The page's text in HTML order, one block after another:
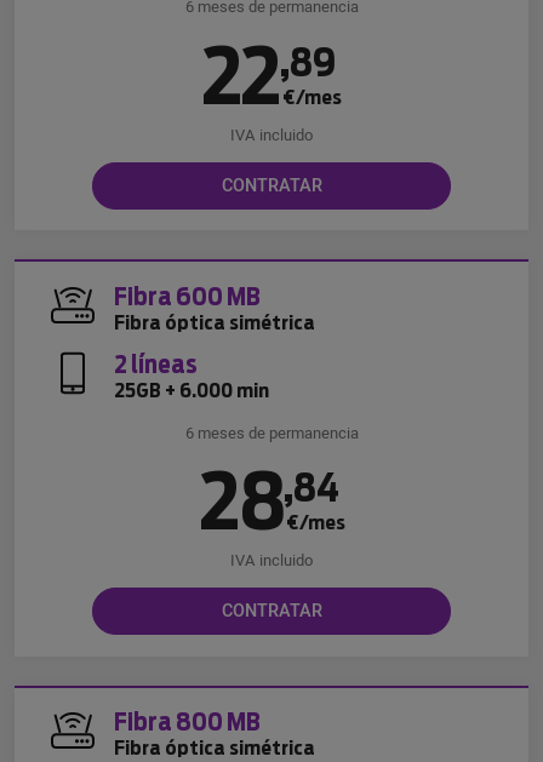
6 meses de permanencia
22,89
€/mes
IVA incluido
CONTRATAR
Fibra 600 MB
Fibra óptica simétrica
2 líneas
25GB + 6.000 min
6 meses de permanencia
28,84
€/mes
IVA incluido
CONTRATAR
Fibra 800 MB
Fibra óptica simétrica